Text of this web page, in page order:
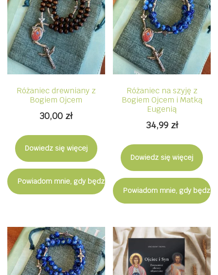
Różaniec drewniany z
Bogiem Ojcem
30,00 zł
Dowiedz się więcej
Powiadom mnie, gdy będzie dostępny
Różaniec na szyję z
Bogiem Ojcem i Matką
Eugenią
34,99 zł
Dowiedz się więcej
Powiadom mnie, gdy